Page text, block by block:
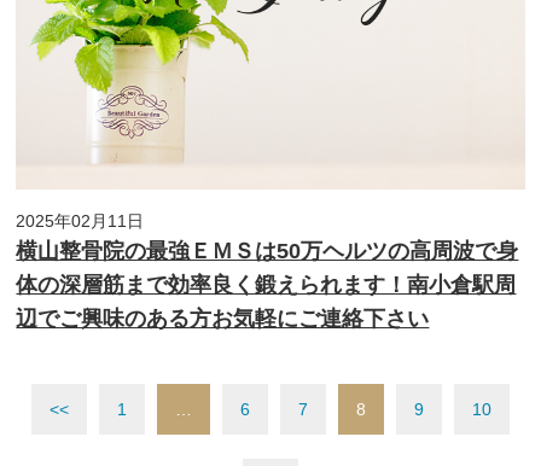
2025年02月11日
横山整骨院の最強ＥＭＳは50万ヘルツの高周波で身
体の深層筋まで効率良く鍛えられます！南小倉駅周
辺でご興味のある方お気軽にご連絡下さい
<< 1 6 7 8 9 10